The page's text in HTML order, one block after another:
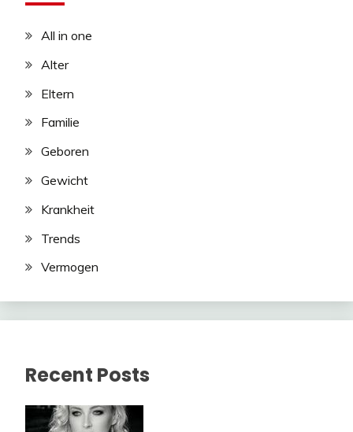
All in one
Alter
Eltern
Familie
Geboren
Gewicht
Krankheit
Trends
Vermogen
Recent Posts